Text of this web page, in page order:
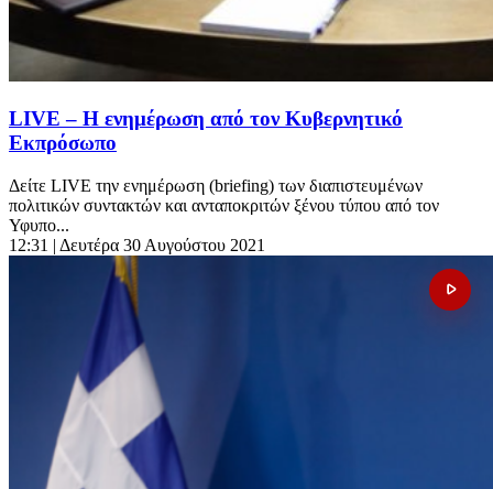
LIVE – Η ενημέρωση από τον Κυβερνητικό
Εκπρόσωπο
Δείτε LIVE την ενημέρωση (briefing) των διαπιστευμένων
πολιτικών συντακτών και ανταποκριτών ξένου τύπου από τον
Υφυπο...
12:31 | Δευτέρα 30 Αυγούστου 2021